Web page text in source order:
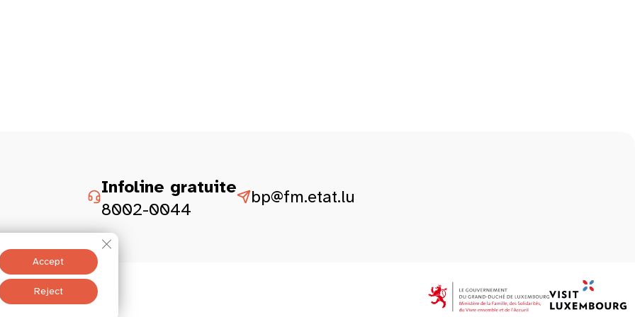
Infoline gratuite
8002-0044
bp@fm.etat.lu
Aspekter
Accept
Reject
Close GDPR Cookie Banner